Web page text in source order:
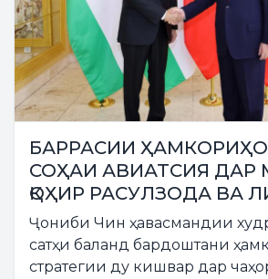
БАРРАСИИ
СОҲАИ АВИАТСИЯ ДАР
ҚОҲИР РАСУЛЗОДА ВА
Ҷониби Чин ҳавасмандии
сатҳи баланд бардоштани
стратегии ду кишвар дар